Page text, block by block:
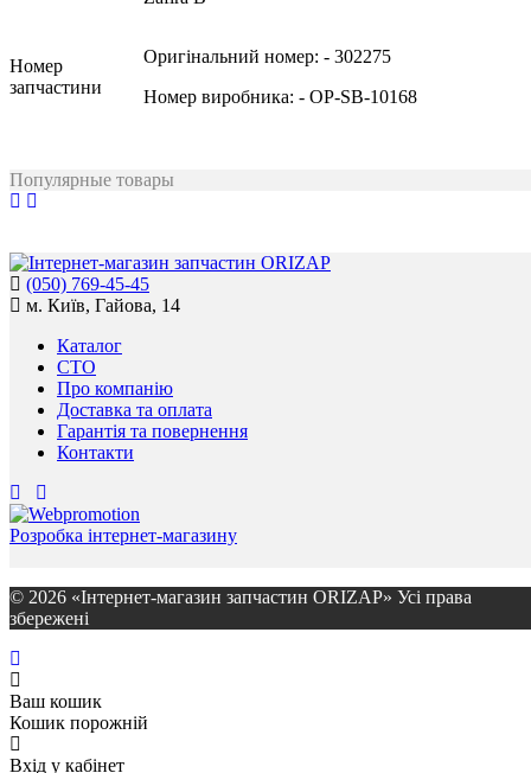
Номер
запчастини
Оригінальний номер: - 302275
Номер виробника: - OP-SB-10168
Популярные товары
(050) 769-45-45
м. Київ, Гайова, 14
Каталог
СТО
Про компанію
Доставка та оплата
Гарантія та повернення
Контакти
Розробка інтернет-магазину
© 2026 «Інтернет-магазин запчастин ORIZAP» Усі права
збережені
Ваш кошик
Кошик порожній
Вхід у кабінет